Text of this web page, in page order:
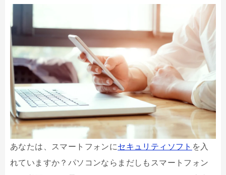
あなたは、スマートフォンにセキュリティソフト を入
れていますか？パソコンならまだしもスマートフォン